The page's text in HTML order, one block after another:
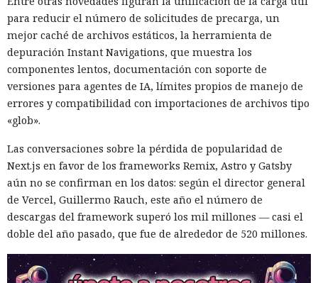
para reducir el número de solicitudes de precarga, un
mejor caché de archivos estáticos, la herramienta de
depuración Instant Navigations, que muestra los
componentes lentos, documentación con soporte de
versiones para agentes de IA, límites propios de manejo de
errores y compatibilidad con importaciones de archivos tipo
«glob».
Las conversaciones sobre la pérdida de popularidad de
Next.js en favor de los frameworks Remix, Astro y Gatsby
aún no se confirman en los datos: según el director general
de Vercel, Guillermo Rauch, este año el número de
descargas del framework superó los mil millones — casi el
doble del año pasado, que fue de alrededor de 520 millones.